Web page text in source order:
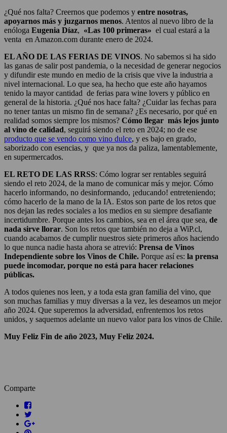
¿Qué nos falta? Creernos que podemos y entre nosotras,
apoyarnos más y juzgarnos menos. Atentos al nuevo libro de la
enóloga Eugenia Díaz, «Las 100 primeras» el cual estará a la
venta en Amazon.com durante enero de 2024.
EL AÑO DE LAS FERIAS DE VINOS. No sabemos si ha sido
las ganas de salir post pandemia, o la necesidad de generar negocios
y difundir este mundo en medio de la crisis que vive la industria a
nivel internacional. Lo que sea, ha hecho que este año hayamos
tenido la mayor cantidad de ferias para wine lovers y público en
general de la historia. ¿Qué nos hace falta? ¿Cuidar las fechas para
no tener tantas un mismo fin de semana? ¿Es necesario, por qué en
realidad somos siempre los mismos? Cómo llegar más lejos junto
al vino de calidad, seguirá siendo el reto en 2024; no de ese
producto que se vendo como vino dulce, y es bajo en grado,
saborizado con esencias, y que ya nos da paliza, lamentablemente,
en supermercados.
EL RETO DE LAS RRSS: Cómo lograr ser rentables seguirá
siendo el reto 2024, de la mano de comunicar más y mejor. Cómo
hacerlo informando, no desinformando, ¡educando! entreteniendo;
cómo hacerlo de la mano de la IA. Estos son parte de los retos que
nos dejan las redes sociales a los medios en su siempre desafiante
incertidumbre. Porque antes los cambios, sea en el área que sea, de
nada sirve llorar. Son los retos que también no deja a WiP.cl,
cuando acabamos de cumplir nuestros siete primeros años haciendo
lo que nunca nadie hasta ahora se atrevió: Prensa de Vinos
Independiente sobre los Vinos de Chile. Porque así es: la prensa
puede incomodar, porque no está para hacer relaciones
públicas.
A todos quienes nos leen, y a toda esta gran familia del vino, que
son muchas familias y muy diversas a la vez, les deseamos un mejor
año 2024. Que superemos la adversidad, enfrentemos los retos
unidos, y saquemos adelante un nuevo valor para los vinos de Chile.
Muy Feliz Fin de año 2023, Muy Feliz 2024.
Comparte